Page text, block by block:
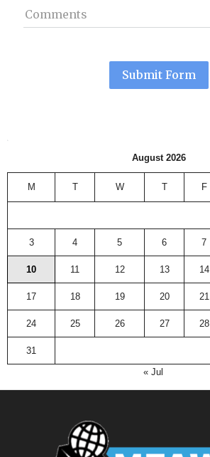
Comments
Submit Form
August 2026
M T W T F
3 4 5 6 7
10 11 12 13 14
17 18 19 20 21
24 25 26 27 28
31
« Jul